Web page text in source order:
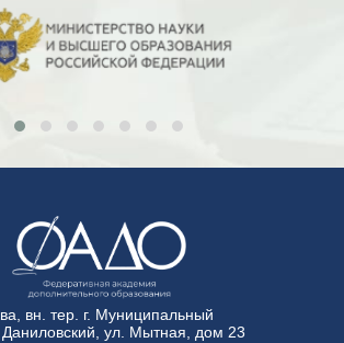
вн. тер. г. Муниципальный
Даниловский, ул. Мытная, дом 23